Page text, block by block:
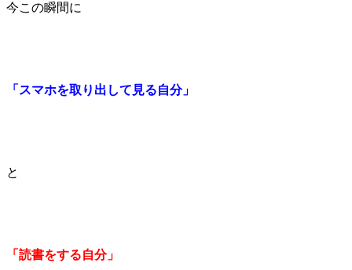
今この瞬間に
「スマホを取り出して見る自分」
と
「読書をする自分」